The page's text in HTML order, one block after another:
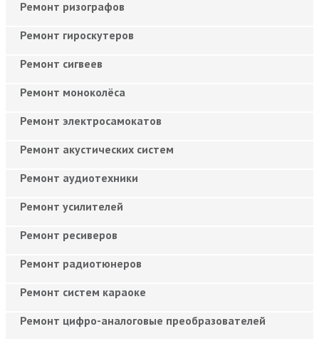
Ремонт ризографов
Ремонт гироскутеров
Ремонт сигвеев
Ремонт моноколёса
Ремонт электросамокатов
Ремонт акустических систем
Ремонт аудиотехники
Ремонт усилителей
Ремонт ресиверов
Ремонт радиотюнеров
Ремонт систем караоке
Ремонт цифро-аналоговые преобразователей